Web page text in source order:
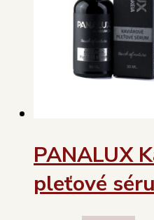
PANALUX
pleťové